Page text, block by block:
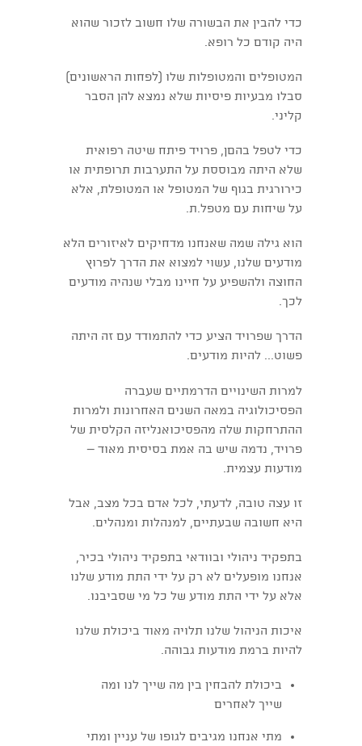
כדי להבין את הבשורה שלו חשוב לזכור שהוא
היה קודם כל רופא.
המטופלים והמטופלות שלו (לפחות הראשונים)
סבלו מבעיות פיסיות שלא נמצא להן הסבר
קליני.
כדי לטפל בהםן, פרויד פיתח שיטה רפואית
שלא היתה מבוססת על התערבות תרופתית או
כירורגית בגוף של המטופל או המטופלת, אלא
על שיחות עם מטפל.ת.
הוא גילה שמה שאנחנו מדחיקים לאיזורים הלא
מודעים שלנו, עשוי למצוא את הדרך לפרוץ
החוצה ולהשפיע על חיינו מבלי שנהיה מודעים
לכך.
הדרך שפרויד הציע כדי להתמודד עם זה היתה
פשוט... להיות מודעים.
למרות השינויים הדרמתיים שעברה
הפסיכולוגיה במאה השנים האחרונות ולמרות
ההתרחקות שלה מהפסיכואנליזה הקלסית של
פרויד, נדמה שיש בה אמת בסיסית מאוד –
מודעות עצמית.
זו עצה טובה, לדעתי, לכל אדם בכל מצב, אבל
היא חשובה שבעתיים, למנהלות ומנהלים.
בתפקיד ניהולי ובוודאי בתפקיד ניהולי בכיר,
אנחנו מופעלים לא רק על ידי התת מודע שלנו
אלא על ידי התת מודע של כל מי שסביבנו.
איכות הניהול שלנו תלויה מאוד ביכולת שלנו
להיות ברמת מודעות גבוהה.
ביכולת להבחין בין מה שייך לנו ומה
שייך לאחרים
מתי אנחנו מגיבים לגופו של עניין ומתי